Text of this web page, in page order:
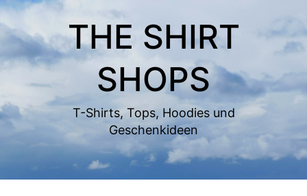
Zum
Inhalt
springen
THE SHIRT
SHOPS
T-Shirts, Tops, Hoodies und
Geschenkideen